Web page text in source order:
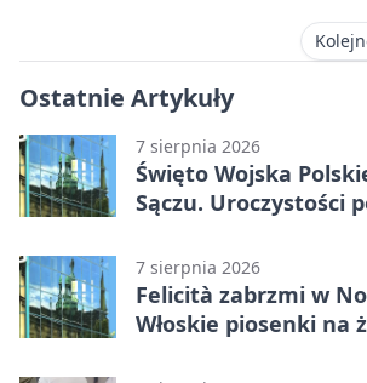
Ostatnie Artykuły
7 sierpnia 2026
Święto Wojska
Sączu. Uroczystości
7 sierpnia 2026
Felicità zabrzmi w
Włoskie piosenki na